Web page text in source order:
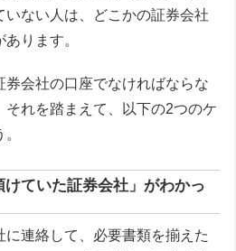
いない人は、どこかの証券会社
ります。
券会社の口座でなければならな
それを踏まえて、以下の2つのケ
けていた証券会社」がわかっ
に連絡して、必要書類を揃えた